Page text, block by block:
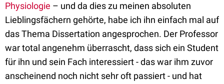
Physiologie – und da dies zu meinen absoluten
Lieblingsfächern gehörte, habe ich ihn einfach mal auf
das Thema Dissertation angesprochen. Der Professor
war total angenehm überrascht, dass sich ein Student
für ihn und sein Fach interessiert - das war ihm zuvor
anscheinend noch nicht sehr oft passiert - und hat